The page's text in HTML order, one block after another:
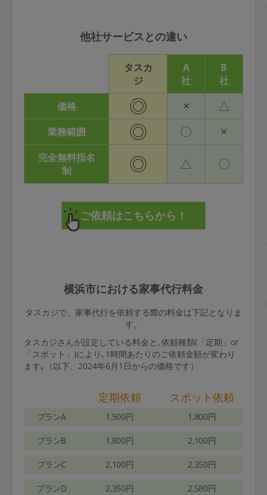
他社サービスとの違い
タスカ
ジ
A
社
B
社
価格
◎ × △
業務範囲 ◎ 〇 ×
完全無料指名
制
◎ △ 〇
横浜市における家事代行料金
タスカジで、家事代行を依頼する際の料金は下記となりま
す。
タスカジさんが設定している料金と､依頼種類(「定期」or
「スポット」)により､1時間あたりのご依頼金額が変わり
ます｡（以下、2024年6月1日からの価格です）
定期依頼 スポット依頼
プランA 1,500円 1,800円
プランB 1,800円 2,100円
プランC 2,100円 2,350円
プランD 2,350円 2,580円